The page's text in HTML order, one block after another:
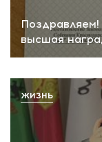
высшая
ЖИЗНЬ